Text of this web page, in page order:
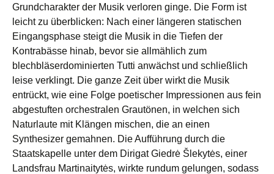
Grundcharakter der Musik verloren ginge. Die Form ist
leicht zu überblicken: Nach einer längeren statischen
Eingangsphase steigt die Musik in die Tiefen der
Kontrabässe hinab, bevor sie allmählich zum
blechbläserdominierten Tutti anwächst und schließlich
leise verklingt. Die ganze Zeit über wirkt die Musik
entrückt, wie eine Folge poetischer Impressionen aus fein
abgestuften orchestralen Grautönen, in welchen sich
Naturlaute mit Klängen mischen, die an einen
Synthesizer gemahnen. Die Aufführung durch die
Staatskapelle unter dem Dirigat Giedrė Šlekytės, einer
Landsfrau Martinaitytės, wirkte rundum gelungen, sodass